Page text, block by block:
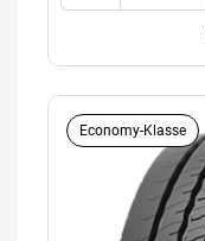
Economy-Klasse